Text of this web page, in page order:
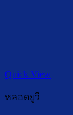
Quick View
หลอดยูวี